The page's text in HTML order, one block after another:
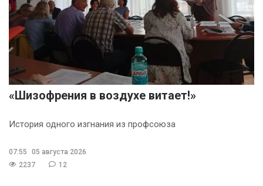
«Шизофрения в воздухе витает!»
История одного изгнания из профсоюза
07:55
05 августа 2026
2237
12